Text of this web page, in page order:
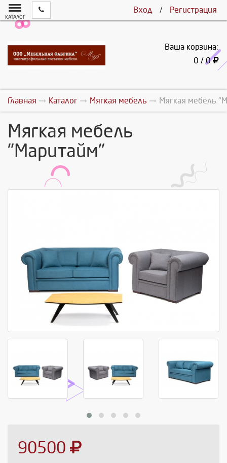
Вход / Регистрация
КАТАЛОГ
Ваша корзина:
0 / 0
Главная Каталог Мягкая мебель Мягкая мебель
Мягкая мебель
"Маритайм"
90500